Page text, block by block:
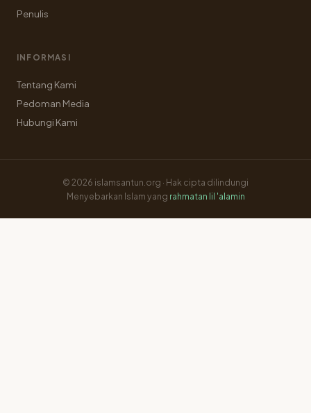
Penulis
INFORMASI
Tentang Kami
Pedoman Media
Hubungi Kami
© 2026 islamsantun.org · Hak cipta dilindungi
Menyebarkan Islam yang rahmatan lil 'alamin